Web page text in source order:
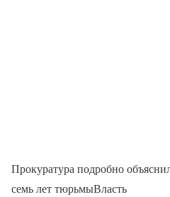
Прокуратура подробно
семь лет тюрьмыВласть